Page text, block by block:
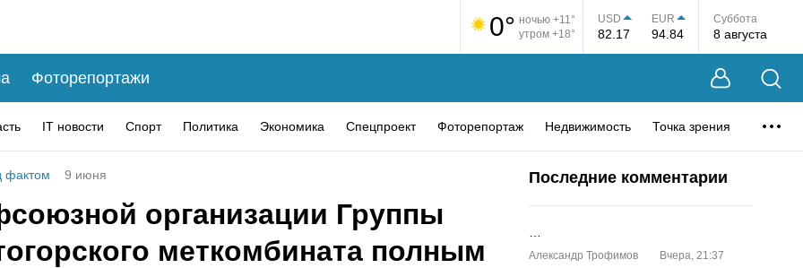
0° ночью +11°
утром +18°
USD
82.17
EUR
94.84
Суббота
8 августа
Фоторепортажи
IT новости Спорт Политика Экономика Спецпроект Фоторепортаж Недвижимость Точка зрения
фактом 9 июня
организации Группы
меткомбината полным
Последние комментарии
Александр Трофимов Вчера, 21:37